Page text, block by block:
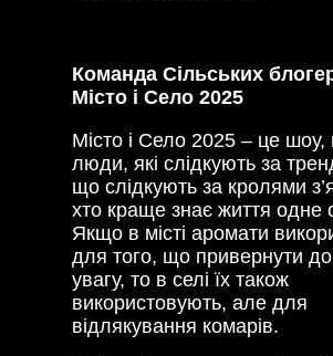
Команда Сільських
Місто і Село 2025
Місто і Село 2025 – це шоу,
люди, які слідкують за
що слідкують за кролями
хто краще знає життя одне
Якщо в місті аромати
для того, що привернути
увагу, то в селі їх також
використовують, але для
відлякування комарів.